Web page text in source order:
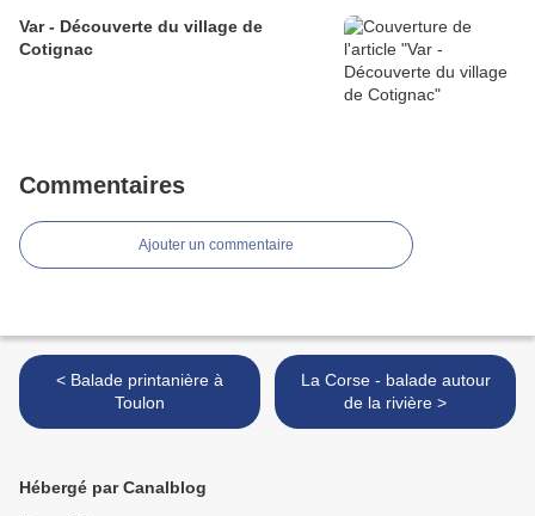
Var - Découverte du village de
Cotignac
Commentaires
Ajouter un commentaire
< Balade printanière à
Toulon
La Corse - balade autour
de la rivière >
Hébergé par Canalblog